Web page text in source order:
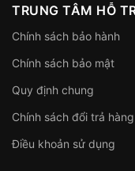
TRUNG TÂM HỖ
Chính sách bảo hành
Chính sách bảo mật
Quy định chung
Chính sách đổi trả hàng
Điều khoản sử dụng